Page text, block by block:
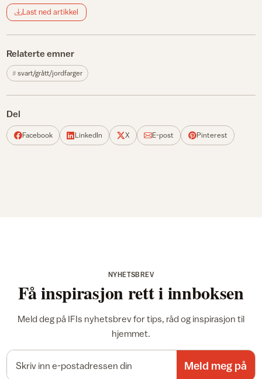
Last ned artikkel
Relaterte emner
svart/grått/jordfarger
Del
Facebook LinkedIn X E-post Pinterest
NYHETSBREV
Få inspirasjon rett i innboksen
Meld deg på IFIs nyhetsbrev for tips, råd og inspirasjon til
hjemmet.
Meld meg på